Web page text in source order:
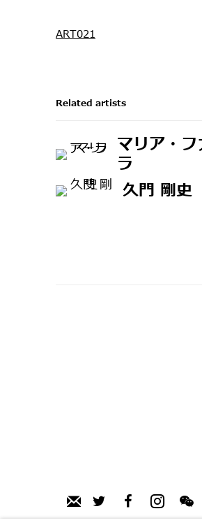
ART021
Related artists
マリア・フ
ラ
久門 剛史